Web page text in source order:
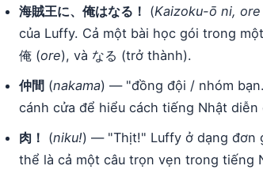
海賊王に、俺はなる！ (Kaizoku-ō ni,
của Luffy. Cả một bài học gói trong
俺 (ore), và なる (trở thành).
仲間 (nakama) — "đồng đội / nhóm
cánh cửa để hiểu cách tiếng Nhật diễn
肉！ (niku!) — "Thịt!" Luffy ở dạng đơn
thể là cả một câu trọn vẹn trong tiếng